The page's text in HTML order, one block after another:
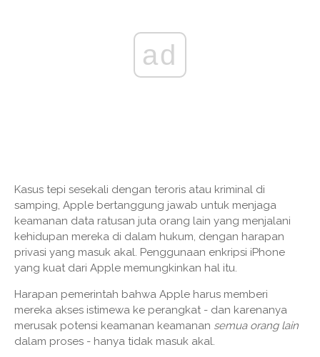
ad
Kasus tepi sesekali dengan teroris atau kriminal di
samping, Apple bertanggung jawab untuk menjaga
keamanan data ratusan juta orang lain yang menjalani
kehidupan mereka di dalam hukum, dengan harapan
privasi yang masuk akal. Penggunaan enkripsi iPhone
yang kuat dari Apple memungkinkan hal itu.
Harapan pemerintah bahwa Apple harus memberi
mereka akses istimewa ke perangkat - dan karenanya
merusak potensi keamanan keamanan semua orang lain
dalam proses - hanya tidak masuk akal.